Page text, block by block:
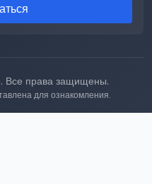
Все права защищены.
для ознакомления.